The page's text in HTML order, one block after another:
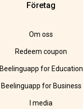
Företag
Om oss
Redeem coupon
Beelinguapp for Education
Beelinguapp for Business
I media